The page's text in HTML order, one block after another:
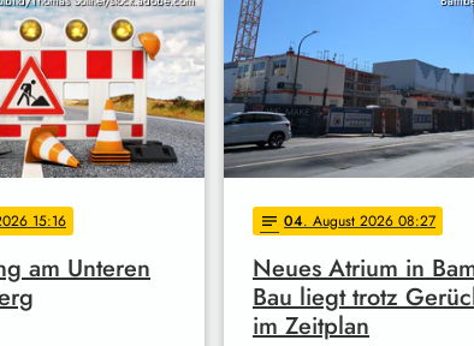
15:16
am Unteren
notes 04. August 2026 08:27
Neues Atrium in
Bau liegt trotz
im Zeitplan